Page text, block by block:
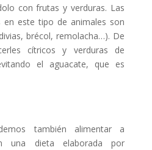
con frutas y verduras. Las
en este tipo de animales son
brécol, remolacha…). De
cítricos y verduras de
el aguacate, que es
también alimentar a
una dieta elaborada por